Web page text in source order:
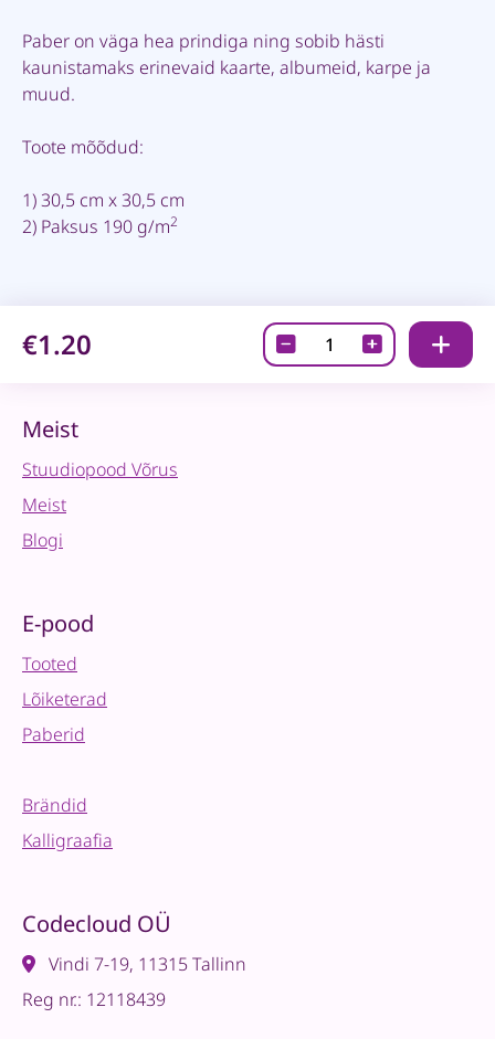
Paber on väga hea prindiga ning sobib hästi
kaunistamaks erinevaid kaarte, albumeid, karpe ja
muud.
Toote mõõdud:
1) 30,5 cm x 30,5 cm
2) Paksus 190 g/m2
€1.20
Väljalõiked-
Fairy
Meist
Stuudiopood Võrus
Meist
Blogi
E-pood
Tooted
Lõiketerad
Paberid
Brändid
Kalligraafia
Codecloud OÜ
Vindi 7-19, 11315 Tallinn
Reg nr.: 12118439